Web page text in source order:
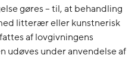
gøres – til, at behandling
litterær eller kunstnerisk
af lovgivningens
udøves under anvendelse af